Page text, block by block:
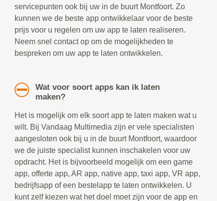
servicepunten ook bij uw in de buurt Montfoort. Zo
kunnen we de beste app ontwikkelaar voor de beste
prijs voor u regelen om uw app te laten realiseren.
Neem snel contact op om de mogelijkheden te
bespreken om uw app te laten ontwikkelen.
Wat voor soort apps kan ik laten
maken?
Het is mogelijk om elk soort app te laten maken wat u
wilt. Bij Vandaag Multimedia zijn er vele specialisten
aangesloten ook bij u in de buurt Montfoort, waardoor
we de juiste specialist kunnen inschakelen voor uw
opdracht. Het is bijvoorbeeld mogelijk om een game
app, offerte app, AR app, native app, taxi app, VR app,
bedrijfsapp of een bestelapp te laten ontwikkelen. U
kunt zelf kiezen wat het doel moet zijn voor de app en